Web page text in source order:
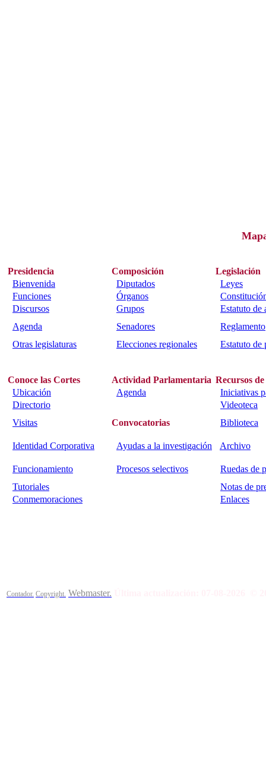
Presidencia Composición
Legislación
Bienvenida
Diputados
Leyes
Funciones
Órganos
Discursos
Grupos
Estatuto de
Agenda
Senadores
Reglamento
Otras legislaturas
Elecciones regionales Estatuto de
Conoce las Cortes Actividad Parlamentaria Recursos
Ubicación
Agenda
Iniciativas
Directorio
Videoteca
Visitas
Convocatorias Biblioteca
Identidad Corporativa Ayudas a la investigación Archivo
Funcionamiento Procesos selectivos
Ruedas de
Tutoriales
Notas de
Conmemoraciones
Enlaces
Contador. Copyright. Webmaster.